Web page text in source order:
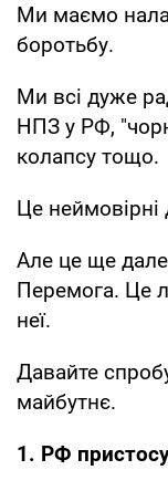
Ми маємо
боротьбу.
Ми всі дуже
НПЗ у РФ,
колапсу тощо.
Це
Але це ще
Перемога. Це
неї.
Давайте
майбутнє.
1. РФ